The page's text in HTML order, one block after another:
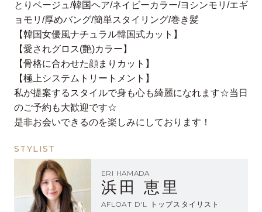
とりベージュ/韓国ヘア/ネイビーカラー/ヨシンモリ/エギ
ョモリ/厚めバング/簡単スタイリング/巻き髪
【韓国女優風ナチュラル韓国式カット】
【愛されグロス(艶)カラー】
【骨格に合わせた顔まりカット】
【極上システムトリートメント】
私が提案するスタイルで身も心も綺麗になれます☆当日
のご予約も大歓迎です☆
是非お会いできるのを楽しみにしております！
STYLIST
ERI HAMADA
浜田 恵里
AFLOAT D'L トップスタイリスト